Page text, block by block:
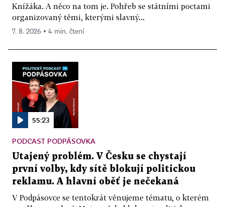
Knížáka. A něco na tom je. Pohřeb se státními poctami
organizovaný těmi, kterými slavný...
7. 8. 2026 ▪ 4 min. čtení
55:23
PODCAST PODPÁSOVKA
Utajený problém. V Česku se chystají
první volby, kdy sítě blokují politickou
reklamu. A hlavní oběť je nečekaná
V Podpásovce se tentokrát věnujeme tématu, o kterém